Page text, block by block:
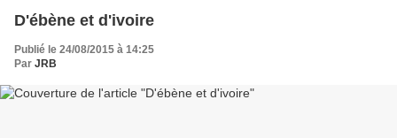
D'ébène et d'ivoire
Publié le 24/08/2015 à 14:25
Par JRB